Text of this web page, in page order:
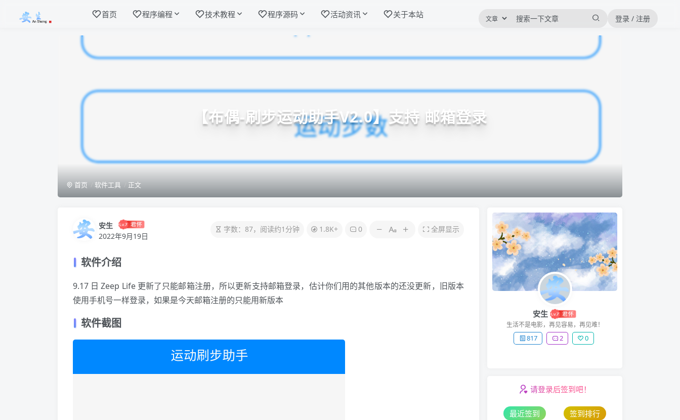
首页 程序编程 技术教程 程序源码 活动资讯 关于本站 登录 / 注册
【布偶-刷步运动助手V2.0】支持 邮箱登录
首页 软件工具 正文
安生
2022年9月19日
字数：87，阅读约1分钟 1.8K+ 0 全屏显示
软件介绍
9.17 日 Zeep Life 更新了只能邮箱注册，所以更新支持邮箱登录，估计你们用的其他版本的还没更新，旧版本
使用手机号一样登录，如果是今天邮箱注册的只能用新版本
软件截图
安生
生活不是电影，再见容易，再见难！
817 2 0
请登录后签到吧！
最近签到 签到排行